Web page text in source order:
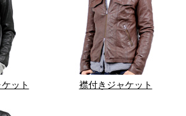
ット 襟付きジャケット